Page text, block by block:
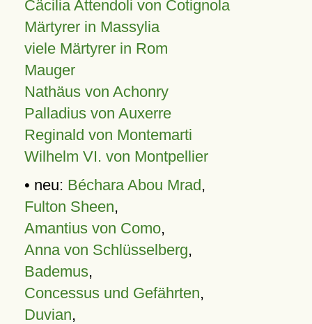
Cäcilia Attendoli von Cotignola
Märtyrer in Massylia
viele Märtyrer in Rom
Mauger
Nathäus von Achonry
Palladius von Auxerre
Reginald von Montemarti
Wilhelm VI. von Montpellier
• neu: Béchara Abou Mrad,
Fulton Sheen,
Amantius von Como,
Anna von Schlüsselberg,
Bademus,
Concessus und Gefährten,
Duvian,